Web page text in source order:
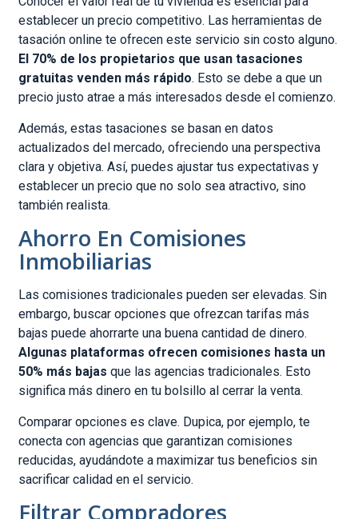
establecer un precio competitivo. Las herramientas de
tasación online te ofrecen este servicio sin costo alguno.
El 70% de los propietarios que usan tasaciones
gratuitas venden más rápido. Esto se debe a que un
precio justo atrae a más interesados desde el comienzo.
Además, estas tasaciones se basan en datos
actualizados del mercado, ofreciendo una perspectiva
clara y objetiva. Así, puedes ajustar tus expectativas y
establecer un precio que no solo sea atractivo, sino
también realista.
Ahorro En Comisiones
Inmobiliarias
Las comisiones tradicionales pueden ser elevadas. Sin
embargo, buscar opciones que ofrezcan tarifas más
bajas puede ahorrarte una buena cantidad de dinero.
Algunas plataformas ofrecen comisiones hasta un
50% más bajas que las agencias tradicionales. Esto
significa más dinero en tu bolsillo al cerrar la venta.
Comparar opciones es clave. Dupica, por ejemplo, te
conecta con agencias que garantizan comisiones
reducidas, ayudándote a maximizar tus beneficios sin
sacrificar calidad en el servicio.
Filtrar Compradores